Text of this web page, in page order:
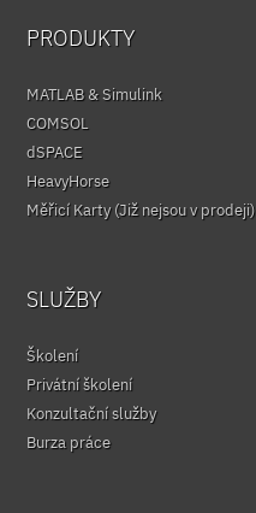
PRODUKTY
MATLAB & Simulink
COMSOL
dSPACE
HeavyHorse
Měřicí Karty (Již nejsou v prodeji)
SLUŽBY
Školení
Privátní školení
Konzultační služby
Burza práce